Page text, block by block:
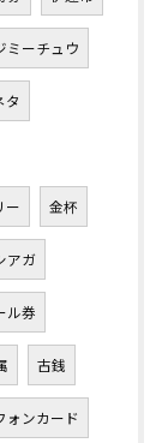
ミーチュウ
タ
ー 金杯
アガ
ル券
古銭
ォンカード